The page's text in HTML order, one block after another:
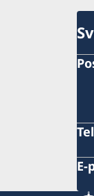
E-